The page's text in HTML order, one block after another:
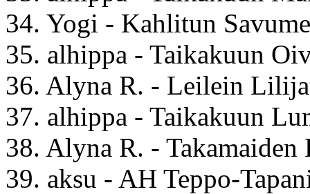
34. Yogi - Kahlitun
35. alhippa - Taikakuun
36. Alyna R. - Leilein
37. alhippa - Taikakuun
38. Alyna R. - Takamaiden
39. aksu - AH Teppo-